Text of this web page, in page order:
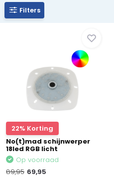
Filters
22% Korting
No(t)mad schijnwerper
18led RGB licht
Op voorraad
89,95 69,95